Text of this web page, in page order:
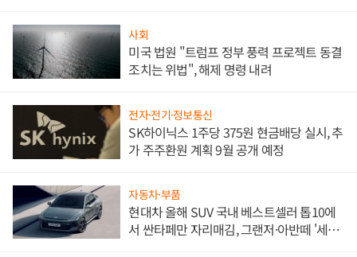
사회
미국 법원 "트럼프 정부 풍력 프로젝트 동결
조치는 위법", 해제 명령 내려
전자·전기·정보통신
SK하이닉스 1주당 375원 현금배당 실시, 추
가 주주환원 계획 9월 공개 예정
자동차·부품
현대차 올해 SUV 국내 베스트셀러 톱10에
서 싼타페만 자리매김, 그랜저·아반떼 '세단